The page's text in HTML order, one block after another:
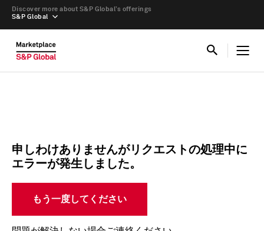
S&P Global
Discover more about S&P Global’s offerings
申しわけありませんがリクエストの処理中に
エラーが発生しました。
もう一度してください